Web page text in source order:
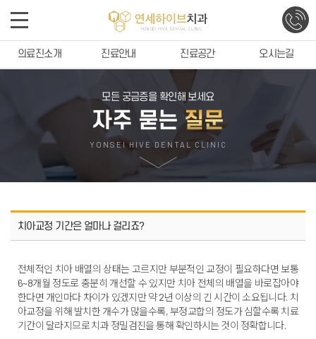
의료진소개 진료안내 진료공간 오시는길
모든 궁금증을 확인해 보세요
자주 묻는질문
YONSEI HIVE DENTAL CLINIC
치아교정 기간은 얼마나 걸리죠?
전체적인 치아 배열의 상태는 고르지만 부분적인 교정이 필요하다면 보통
6~8개월 정도로 충분히 개선할 수 있지만 치아 전체의 배열을 바로잡아야
한다면 개인마다 차이가 있겠지만 약 2년 이상의 긴 시간이 소요됩니다. 치
아교정을 위해 발치한 개수가 많을수록, 부정교합의 정도가 심할수록 치료
기간이 달라지므로 치과 정밀검진을 통해 확인하시는 것이 정확합니다.